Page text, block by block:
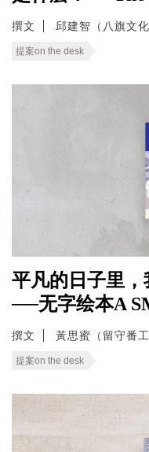
撰文 邱建智（八旗文
提案on the desk
平凡的日子里，
──无字绘本A
撰文 黃思蜜（留守番
提案on the desk